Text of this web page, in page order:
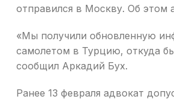
отправился в Москву. Об этом
«Мы получили обновленную
самолетом в Турцию, откуда
сообщил Аркадий Бух.
Ранее 13 февраля адвокат